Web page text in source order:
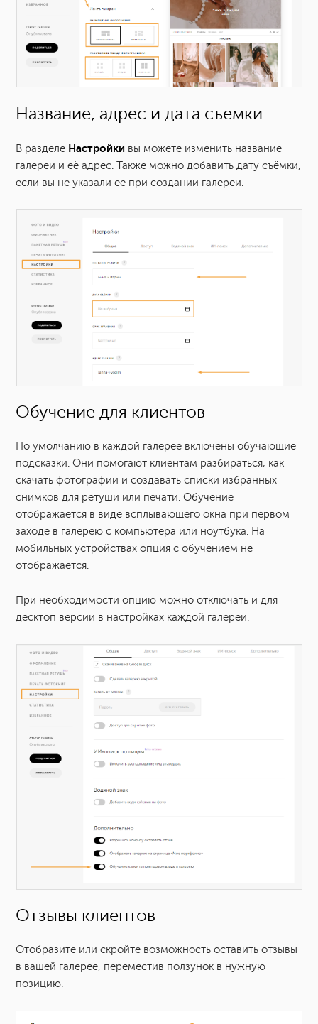
Название, адрес и дата съемки
В разделе Настройки вы можете изменить название
галереи и её адрес. Также можно добавить дату съёмки,
если вы не указали ее при создании галереи.
Обучение для клиентов
По умолчанию в каждой галерее включены обучающие
подсказки. Они помогают клиентам разбираться, как
скачать фотографии и создавать списки избранных
снимков для ретуши или печати. Обучение
отображается в виде всплывающего окна при первом
заходе в галерею с компьютера или ноутбука. На
мобильных устройствах опция с обучением не
отображается.
При необходимости опцию можно отключать и для
десктоп версии в настройках каждой галереи.
Отзывы клиентов
Отобразите или скройте возможность оставить отзывы
в вашей галерее, переместив ползунок в нужную
позицию.